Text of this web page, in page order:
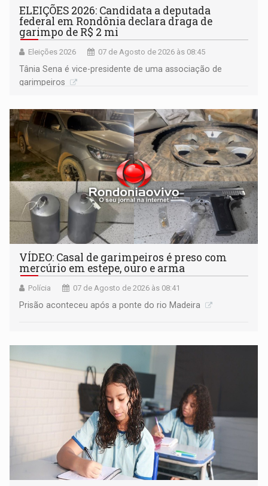
ELEIÇÕES 2026: Candidata a deputada
federal em Rondônia declara draga de
garimpo de R$ 2 mi
Eleições 2026 07 de Agosto de 2026 às 08:45
Tânia Sena é vice-presidente de uma associação de
garimpeiros
VÍDEO: Casal de garimpeiros é preso com
mercúrio em estepe, ouro e arma
Polícia 07 de Agosto de 2026 às 08:41
Prisão aconteceu após a ponte do rio Madeira